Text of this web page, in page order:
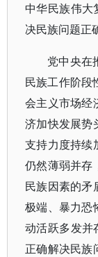
中华民族伟大
决民族问题正
党中央在
民族工作阶段
会主义市场经
济加快发展势
支持力度持续
仍然薄弱并存
民族因素的矛
极端、暴力恐
动活跃多发并
正确解决民族